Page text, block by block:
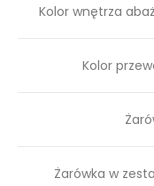
Kolor wnętrza
Kolor
Żarówka w